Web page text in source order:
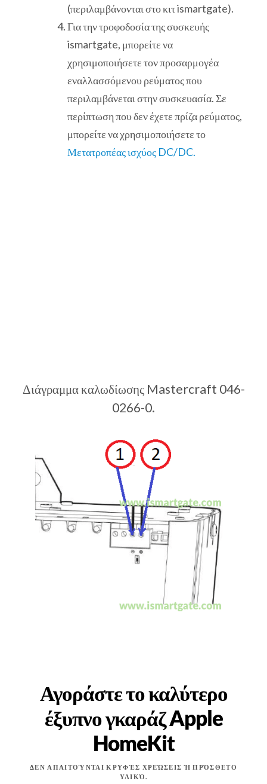
(περιλαμβάνονται στο κιτ ismartgate).
Για την τροφοδοσία της συσκευής
ismartgate, μπορείτε να
χρησιμοποιήσετε τον προσαρμογέα
εναλλασσόμενου ρεύματος που
περιλαμβάνεται στην συσκευασία. Σε
περίπτωση που δεν έχετε πρίζα ρεύματος,
μπορείτε να χρησιμοποιήσετε το
Μετατροπέας ισχύος DC/DC.
Διάγραμμα καλωδίωσης Mastercraft 046-
0266-0.
Αγοράστε το καλύτερο
έξυπνο γκαράζ Apple
HomeKit
ΔΕΝ ΑΠΑΙΤΟΎΝΤΑΙ ΚΡΥΦΈΣ ΧΡΕΏΣΕΙΣ Ή ΠΡΌΣΘΕΤΟ
ΥΛΙΚΌ.